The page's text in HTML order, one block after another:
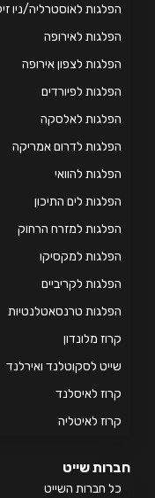
לאוסטרליה/ניו זילנד
לאירופה
לצפון אירופה
לפיורדים
לאלסקה
לדרום אמריקה
להוואי
לים התיכון
למזרח הרחוק
למקסיקו
לקריביים
טרנסאטלנטיות
מלונדון
לסקוטלנד ואירלנד
לאיסלנד
לאיטליה
שייט
חברות השייט